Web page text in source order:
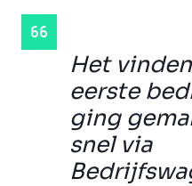
Het
eerste
ging
snel via